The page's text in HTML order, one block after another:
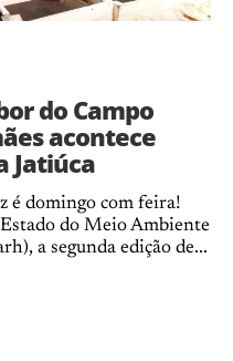
do Campo
acontece
Jatiúca
é domingo com feira!
do Meio Ambiente
a segunda edição de...